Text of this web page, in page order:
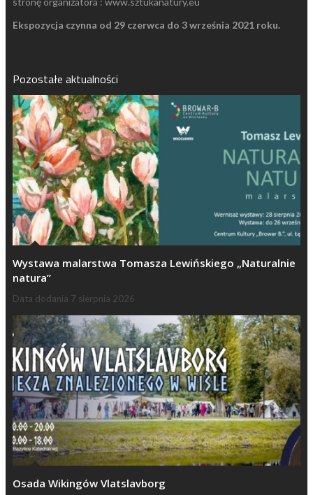
Ekspozycja czynna od 29 czerwca do 3 września 2021 roku.
Pozostałe aktualności
Wystawa malarstwa Tomasza Lewińskiego „Naturalnie
natura”
Data dodania 7 sierpnia 2026
Osada Wikingów Vlatslavborg